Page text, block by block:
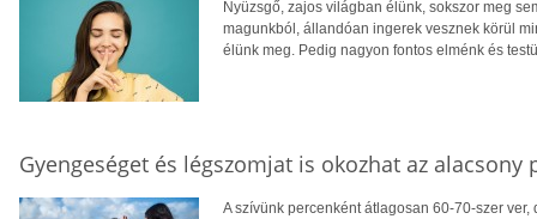
Nyüzsgő, zajos világban élünk, sokszor meg
magunkból, állandóan ingerek vesznek körül
élünk meg. Pedig nagyon fontos elménk és
Gyengeséget és légszomjat is okozhat az alacsony
A szívünk percenként átlagosan 60-70-szer